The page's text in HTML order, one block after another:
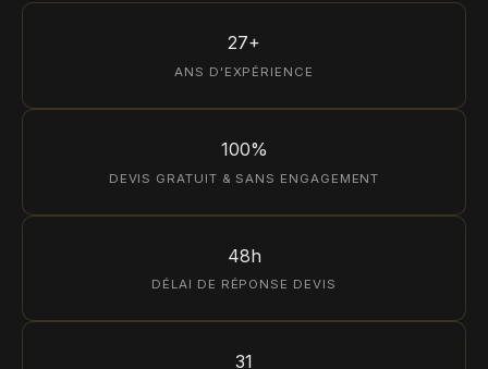
27+
ANS D'EXPÉRIENCE
100%
DEVIS GRATUIT & SANS ENGAGEMENT
48h
DÉLAI DE RÉPONSE DEVIS
31